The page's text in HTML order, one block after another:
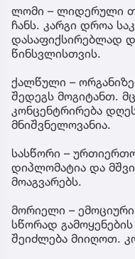
ლომი – ლიდერული
ჩანს. კარგი დროა
დასაფიქსირებლად
წინსვლისთვის.
ქალწული –
შედეგს მოგიტანთ.
კონცენტრირება
მნიშვნელოვანია.
სასწორი –
დიპლომატია და
მოაგვარებს.
მორიელი –
სწორად
შეიძლება მიიღოთ.